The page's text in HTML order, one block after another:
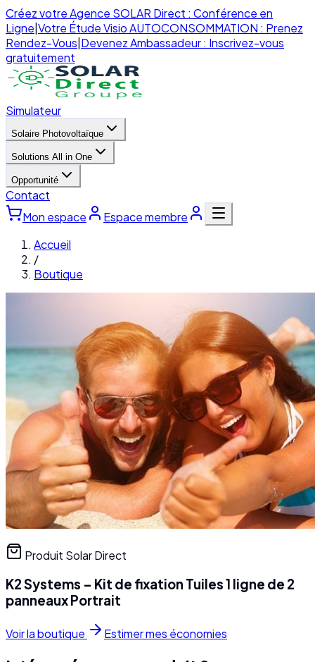
Créez votre Agence SOLAR Direct : Conférence en
Ligne Votre Étude Visio AUTOCONSOMMATION : Prenez
Rendez-Vous Devenez Ambassadeur : Inscrivez-vous
gratuitement
Simulateur
Solaire Photovoltaïque
Solutions All in One
Opportunité
Contact
Mon espace
Espace membre
Accueil
/
Boutique
Produit Solar Direct
K2 Systems – Kit de fixation Tuiles 1 ligne de 2
panneaux Portrait
Voir la boutique Estimer mes économies